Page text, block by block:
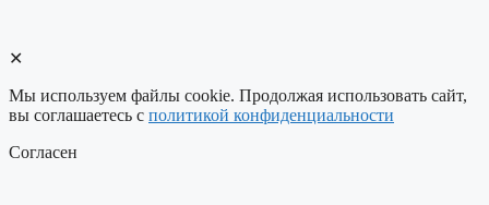
✕
Мы используем файлы cookie. Продолжая использовать сайт,
вы соглашаетесь c политикой конфиденциальности
Согласен